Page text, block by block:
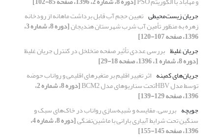
جریان زیست‌محیطی تعیین حجم آب قابل برداشت ماهانه از رودخانه
زهره به منظور تأمین آب شرب شهرستان هندیجان [دوره 8، شماره 3،
1396، صفحه 107-120]
جریان غلیظ بررسی عددی تأثیر صفحه متخلخل در کنترل جریان غلیظ
[دوره 8، شماره 1، 1396، صفحه 18-29]
جریان‌های کمینه اثر تغییر اقلیم بر متغیرهای اقلیمی و رواناب حوضه
توسط مدل HBVتحت سناریوهای مدل BCM2 [دوره 8، شماره 2،
1396، صفحه 129-139]
جویچه بررسی، مقایسه و شبیه‌سازی رواناب در خاک‌های سبک و
سنگین تحت شرایط آبیاری بارانی با ماشین‌تفنگی [دوره 8، شماره 4،
1396، صفحه 145-155]